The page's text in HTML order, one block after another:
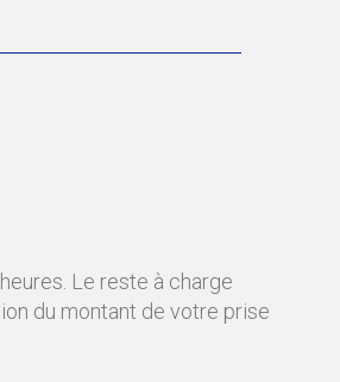
Le reste à charge
du montant de votre prise